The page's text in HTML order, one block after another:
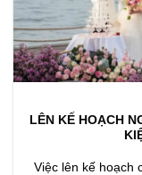
LÊN KẾ HOẠCH
Việc lên kế hoạch